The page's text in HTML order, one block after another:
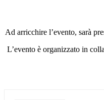
Ad arricchire l’evento, sarà
L’evento è organizzato in